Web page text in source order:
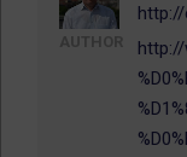
http://